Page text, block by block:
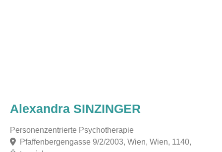
Alexandra SINZINGER
Personenzentrierte Psychotherapie
Pfaffenbergengasse 9/2/2003, Wien, Wien, 1140,